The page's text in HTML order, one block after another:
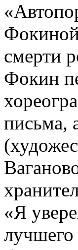
смерти
Фокин
письма,
«Я
лучшего